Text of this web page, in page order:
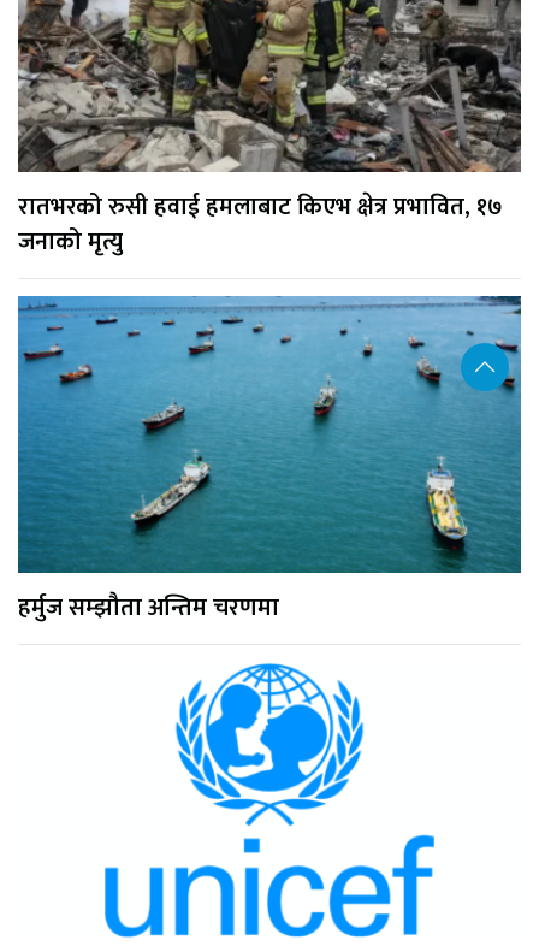
रातभरको रुसी हवाई हमलाबाट किएभ क्षेत्र प्रभावित, १७
जनाको मृत्यु
हर्मुज सम्झौता अन्तिम चरणमा